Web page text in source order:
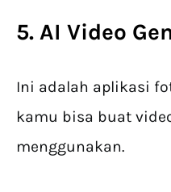
5. AI Video
Ini adalah aplikasi
kamu bisa buat
menggunakan.